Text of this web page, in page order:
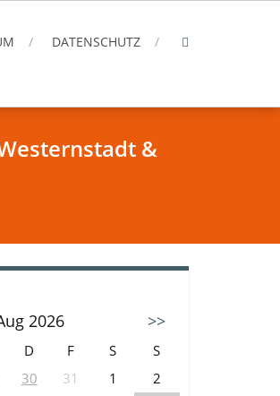
DATENSCHUTZ
Westernstadt &
2026 >>
D F S
S
30 31 1
2